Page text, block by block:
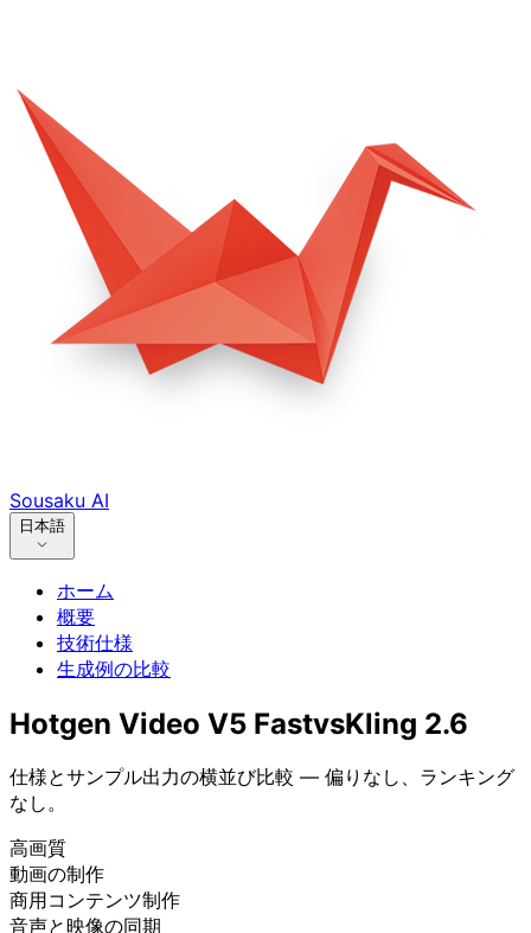
Sousaku AI
日本語
ホーム
概要
技術仕様
生成例の比較
Hotgen Video V5 FastvsKling 2.6
仕様とサンプル出力の横並び比較 — 偏りなし、ランキング
なし。
高画質
動画の制作
商用コンテンツ制作
音声と映像の同期